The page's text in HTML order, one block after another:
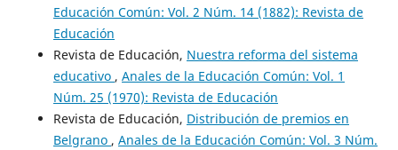
Educación Común: Vol. 2 Núm. 14 (1882): Revista de
Educación
Revista de Educación, Nuestra reforma del sistema
educativo , Anales de la Educación Común: Vol. 1
Núm. 25 (1970): Revista de Educación
Revista de Educación, Distribución de premios en
Belgrano , Anales de la Educación Común: Vol. 3 Núm.